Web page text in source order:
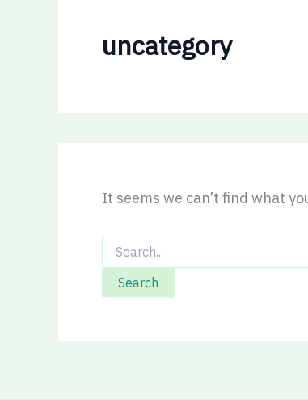
uncategory
It seems we can’t find what
for: